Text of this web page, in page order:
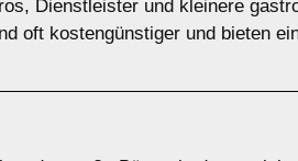
Dienstleister und kleinere
oft kostengünstiger und bieten